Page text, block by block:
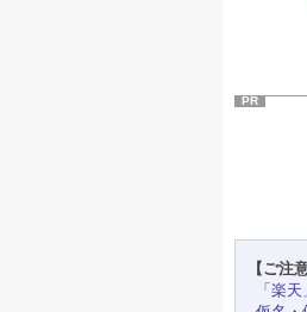
PR
【ご注
「楽